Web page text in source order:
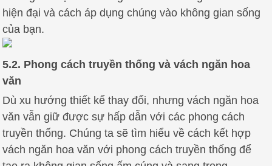
hiện đại và cách áp dụng chúng vào không gian sống
của bạn.
5.2. Phong cách truyền thống và vách ngăn hoa
văn
Dù xu hướng thiết kế thay đổi, nhưng vách ngăn hoa
văn vẫn giữ được sự hấp dẫn với các phong cách
truyền thống. Chúng ta sẽ tìm hiểu về cách kết hợp
vách ngăn hoa văn với phong cách truyền thống để